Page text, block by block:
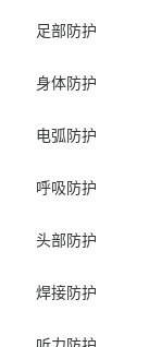
足部防护
身体防护
电弧防护
呼吸防护
头部防护
焊接防护